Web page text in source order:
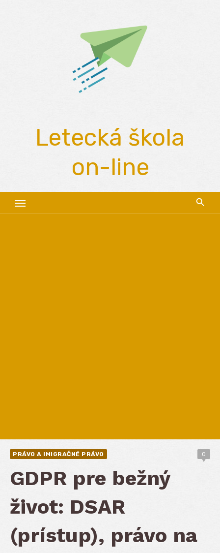
Letecká škola
on-line
PRÁVO A IMIGRAČNÉ PRÁVO 0
GDPR pre bežný
život: DSAR
(prístup), právo na